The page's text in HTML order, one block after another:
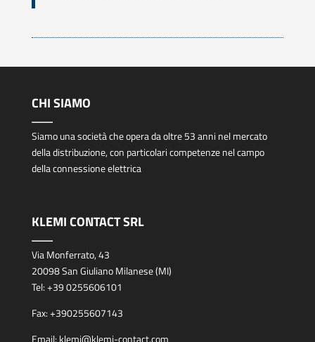
CHI SIAMO
Siamo una società che opera da oltre 53 anni nel mercato
della distribuzione, con particolari competenze nel campo
della connessione elettrica
KLEMI CONTACT SRL
Via Monferrato, 43
20098 San Giuliano Milanese (MI)
Tel:+39 0255606101
Fax:+390255607143
Email: klemi@klemi-contact.com